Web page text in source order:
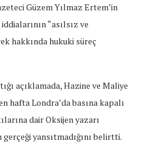
Güzem Yılmaz Ertem’in
“asılsız ve
hakkında hukuki süreç
açıklamada, Hazine ve Maliye
hafta Londra’da basına kapalı
dair Oksijen yazarı
yansıtmadığını belirtti.